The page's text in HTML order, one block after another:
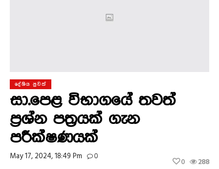
දේශිය පුවත්
සා.පෙළ විභාගයේ තවත්
ප්‍රශ්න පත්‍රයක් ගැන
පරීක්ෂණයක්
May 17, 2024, 18:49 Pm 0 288
0